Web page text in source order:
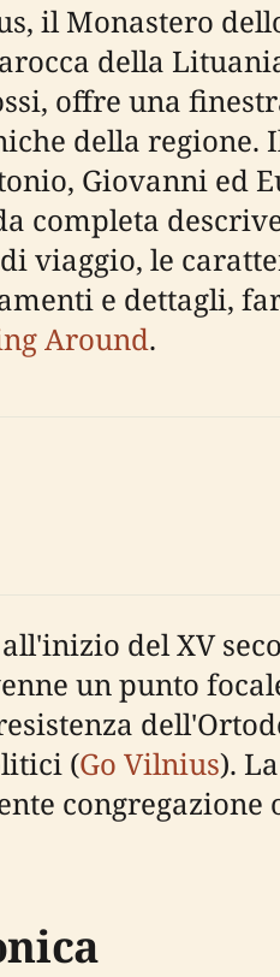
il Monastero
della
offre una
della
Giovanni ed
completa
viaggio, le
e dettagli,
Around.
del XV
un punto
(Go Vilnius).